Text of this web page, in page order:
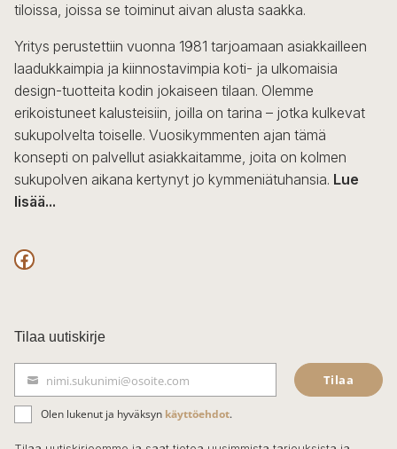
tiloissa, joissa se toiminut aivan alusta saakka.
Yritys perustettiin vuonna 1981 tarjoamaan asiakkailleen
laadukkaimpia ja kiinnostavimpia koti- ja ulkomaisia
design-tuotteita kodin jokaiseen tilaan. Olemme
erikoistuneet kalusteisiin, joilla on tarina – jotka kulkevat
sukupolvelta toiselle. Vuosikymmenten ajan tämä
konsepti on palvellut asiakkaitamme, joita on kolmen
sukupolven aikana kertynyt jo kymmeniätuhansia. Lue
lisää...
F
c
e
b
o
Tilaa uutiskirje
ä
h
k
nimi.sukunimi@osoite.com Tilaa
Olen lukenut ja hyväksyn käyttöehdot.